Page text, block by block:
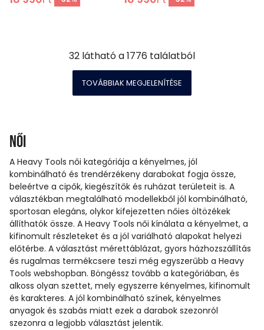
32 látható a1776 találatból
TOVÁBBIAK MEGJELENÍTÉSE
Női
A Heavy Tools női kategóriája a kényelmes, jól
kombinálható és trendérzékeny darabokat fogja össze,
beleértve a cipők, kiegészítők és ruházat területeit is. A
választékban megtalálható modellekből jól kombinálható,
sportosan elegáns, olykor kifejezetten nőies öltözékek
állíthatók össze. A Heavy Tools női kínálata a kényelmet, a
kifinomult részleteket és a jól variálható alapokat helyezi
előtérbe. A választást mérettáblázat, gyors házhozszállítás
és rugalmas termékcsere teszi még egyszerűbb a Heavy
Tools webshopban. Böngéssz tovább a kategóriában, és
alkoss olyan szettet, mely egyszerre kényelmes, kifinomult
és karakteres. A jól kombinálható színek, kényelmes
anyagok és szabás miatt ezek a darabok szezonról
szezonra a legjobb választást jelentik.